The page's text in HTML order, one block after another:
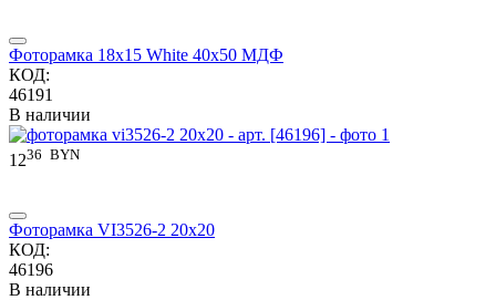
Фоторамка 18x15 White 40x50 МДФ
КОД:
46191
В наличии
1236 BYN
Фоторамка VI3526-2 20x20
КОД:
46196
В наличии